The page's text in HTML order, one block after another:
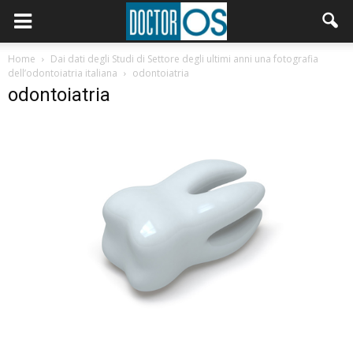
Home
Dai dati degli Studi di Settore degli ultimi anni una fotografia
dell’odontoiatria italiana
odontoiatria
odontoiatria